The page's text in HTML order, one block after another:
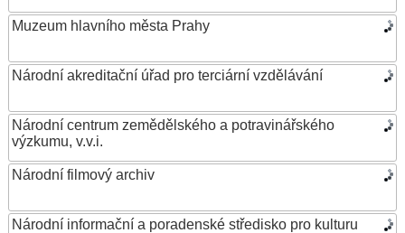
Muzeum hlavního města Prahy
Národní akreditační úřad pro terciární vzdělávání
Národní centrum zemědělského a potravinářského
výzkumu, v.v.i.
Národní filmový archiv
Národní informační a poradenské středisko pro kulturu